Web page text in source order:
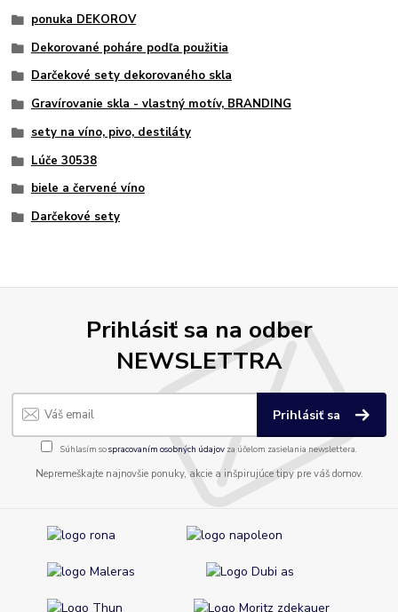
ponuka DEKOROV
Dekorované poháre podľa použitia
Darčekové sety dekorovaného skla
Gravírovanie skla - vlastný motív, BRANDING
sety na víno, pivo, destiláty
Lúče 30538
biele a červené víno
Darčekové sety
Prihlásiť sa na odber
NEWSLETTRA
Prihlásiť sa
Súhlasím sospracovaním osobných údajov za účelom zasielania newslettera.
Nepremeškajte najnovšie ponuky, akcie a inšpirujúce tipy pre váš domov.